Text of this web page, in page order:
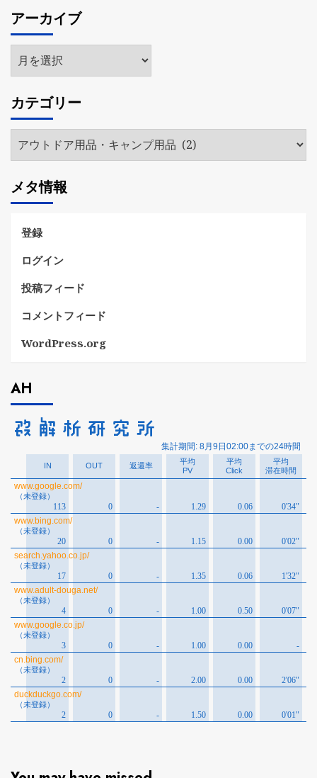
アーカイブ
ア
ー
イ
ブ
カテゴリー
テ
リ
ー
メタ情報
登録
ログイン
投稿フィード
コメントフィード
WordPress.org
AH